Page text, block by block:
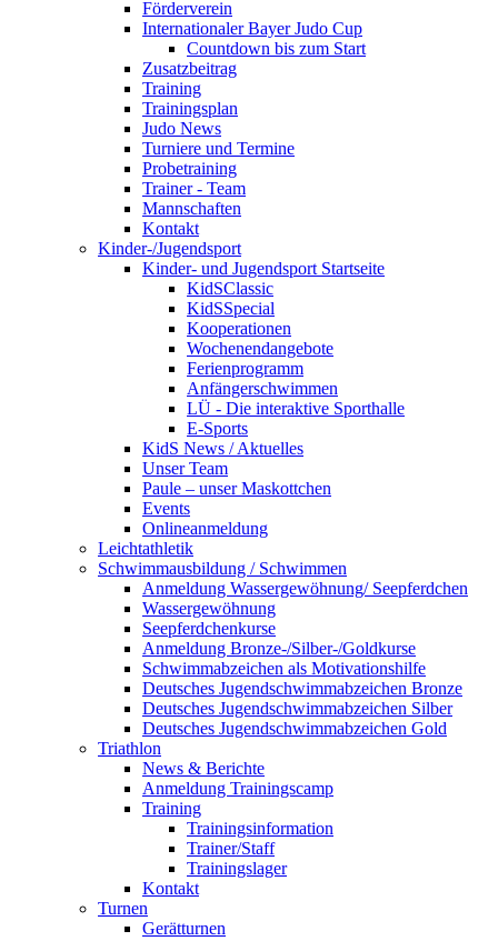
Förderverein
Internationaler Bayer Judo Cup
Countdown bis zum Start
Zusatzbeitrag
Training
Trainingsplan
Judo News
Turniere und Termine
Probetraining
Trainer - Team
Mannschaften
Kontakt
Kinder-/Jugendsport
Kinder- und Jugendsport Startseite
KidSClassic
KidSSpecial
Kooperationen
Wochenendangebote
Ferienprogramm
Anfängerschwimmen
LÜ - Die interaktive Sporthalle
E-Sports
KidS News / Aktuelles
Unser Team
Paule – unser Maskottchen
Events
Onlineanmeldung
Leichtathletik
Schwimmausbildung / Schwimmen
Anmeldung Wassergewöhnung/ Seepferdchen
Wassergewöhnung
Seepferdchenkurse
Anmeldung Bronze-/Silber-/Goldkurse
Schwimmabzeichen als Motivationshilfe
Deutsches Jugendschwimmabzeichen Bronze
Deutsches Jugendschwimmabzeichen Silber
Deutsches Jugendschwimmabzeichen Gold
Triathlon
News & Berichte
Anmeldung Trainingscamp
Training
Trainingsinformation
Trainer/Staff
Trainingslager
Kontakt
Turnen
Gerätturnen